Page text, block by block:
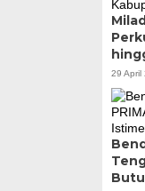
29 April